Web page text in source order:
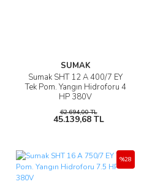
SUMAK
Sumak SHT 12 A 400/7 EY
Tek Pom. Yangın Hidroforu 4
HP 380V
62.694,00 TL
45.139,68 TL
%28